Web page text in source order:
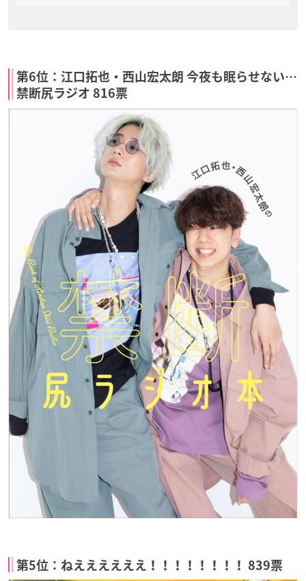
第6位：江口拓也・西山宏太朗 今夜も眠らせない…
禁断尻ラジオ 816票
第5位：ねええええええ！！！！！！！！ 839票